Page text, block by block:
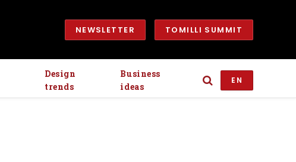
NEWSLETTER TOMILLI SUMMIT
Design
trends
Business
ideas
EN